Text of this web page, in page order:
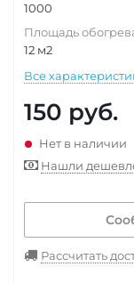
1000
Площадь
12 м2
Все
150 руб.
Нет в наличии
Нашли
Рассчитать